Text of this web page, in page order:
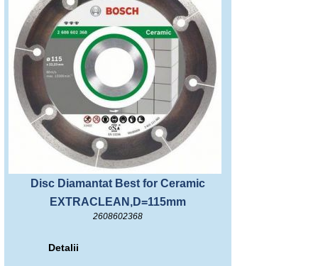
Disc Diamantat Best for Ceramic
EXTRACLEAN,D=115mm
2608602368
Detalii